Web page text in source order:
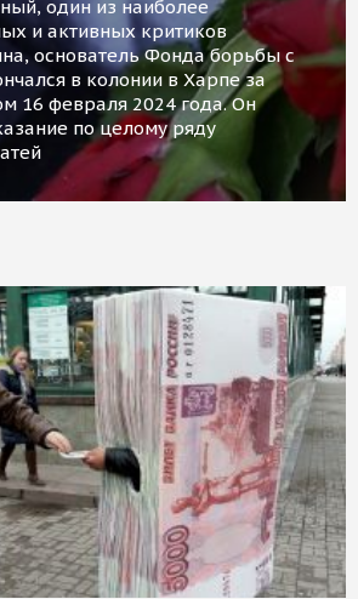
один из наиболее
и активных критиков
основатель Фонда борьбы с
в колонии в Харпе за
16 февраля 2024 года. Он
по целому ряду